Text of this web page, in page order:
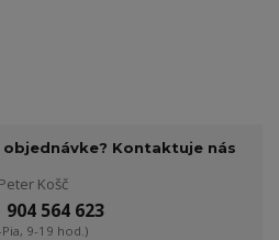
Kontaktuje nás
Peter Košč
904 564 623
9-19 hod.)